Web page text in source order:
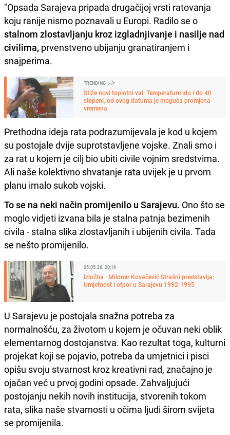
"Opsada Sarajeva pripada drugačijoj vrsti ratovanja
koju ranije nismo poznavali u Europi. Radilo se o
stalnom zlostavljanju kroz izgladnjivanje i nasilje nad
civilima, prvenstveno ubijanju granatiranjem i
snajperima.
TRENDING
Stiže novi toplotni val: Temperature idu i do 40
stepeni, od ovog datuma je moguća promjena
vremena
Prethodna ideja rata podrazumijevala je kod u kojem
su postojale dvije suprotstavljene vojske. Znali smo i
za rat u kojem je cilj bio ubiti civile vojnim sredstvima.
Ali naše kolektivno shvatanje rata uvijek je u prvom
planu imalo sukob vojski.
To se na neki način promijenilo u Sarajevu. Ono što se
moglo vidjeti izvana bila je stalna patnja bezimenih
civila - stalna slika zlostavljanih i ubijenih civila. Tada
se nešto promijenilo.
05.05.26. 20:16
Izložba | Milomir Kovačević Strašni predstavlja:
Umjetnost i otpor u Sarajevu 1992-1995
U Sarajevu je postojala snažna potreba za
normalnošću, za životom u kojem je očuvan neki oblik
elementarnog dostojanstva. Kao rezultat toga, kulturni
projekat koji se pojavio, potreba da umjetnici i pisci
opišu svoju stvarnost kroz kreativni rad, značajno je
ojačan već u prvoj godini opsade. Zahvaljujući
postojanju nekih novih institucija, stvorenih tokom
rata, slika naše stvarnosti u očima ljudi širom svijeta
se promijenila.